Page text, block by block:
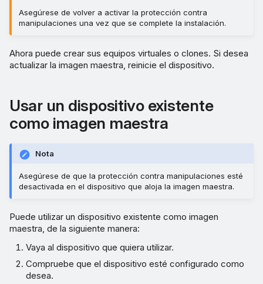
Asegúrese de volver a activar la protección contra
manipulaciones una vez que se complete la instalación.
Ahora puede crear sus equipos virtuales o clones. Si desea
actualizar la imagen maestra, reinicie el dispositivo.
Usar un dispositivo existente
como imagen maestra
Nota
Asegúrese de que la protección contra manipulaciones esté
desactivada en el dispositivo que aloja la imagen maestra.
Puede utilizar un dispositivo existente como imagen
maestra, de la siguiente manera:
Vaya al dispositivo que quiera utilizar.
Compruebe que el dispositivo esté configurado como
desea.